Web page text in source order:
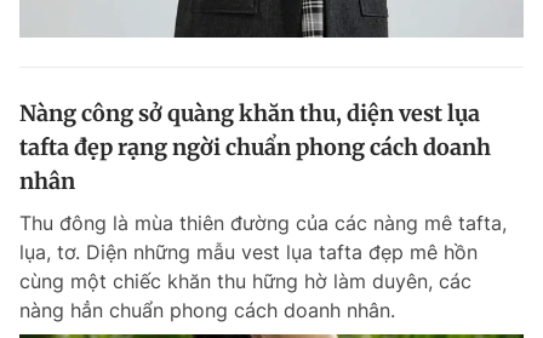
Nàng công sở quàng khăn thu, diện vest lụa
tafta đẹp rạng ngời chuẩn phong cách doanh
nhân
Thu đông là mùa thiên đường của các nàng mê tafta,
lụa, tơ. Diện những mẫu vest lụa tafta đẹp mê hồn
cùng một chiếc khăn thu hững hờ làm duyên, các
nàng hẳn chuẩn phong cách doanh nhân.